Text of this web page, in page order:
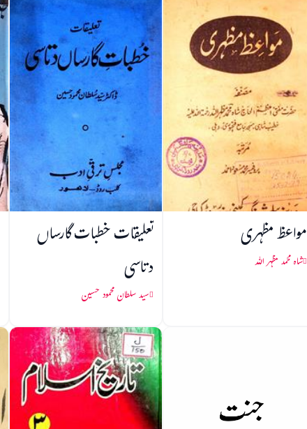
مواعظ مظہری
شاہ محمد مظہر اللہ
تعلیقات خطبات گارساں
دتاسی
سید سلطان محمود حسین